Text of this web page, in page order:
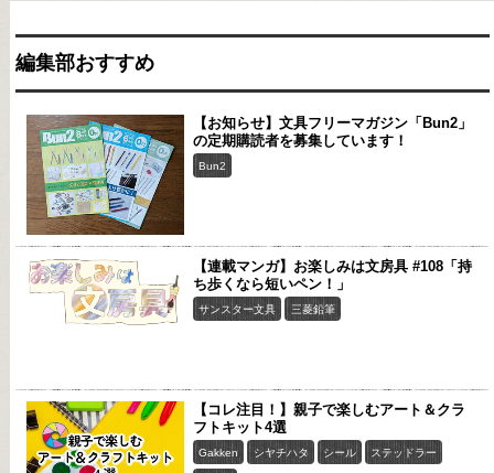
編集部おすすめ
【お知らせ】文具フリーマガジン「Bun2」
の定期購読者を募集しています！
Bun2
【連載マンガ】お楽しみは文房具 #108「持
ち歩くなら短いペン！」
サンスター文具 三菱鉛筆
【コレ注目！】親子で楽しむアート＆クラ
フトキット4選
Gakken シヤチハタ シール ステッドラー